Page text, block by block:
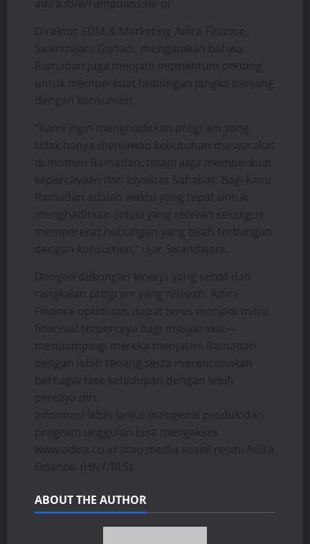
adira.id/e/ramadansale-pr
Direktur SDM & Marketing Adira Finance,
Swandajani Gunadi, mengatakan bahwa
Ramadan juga menjadi momentum penting
untuk memperkuat hubungan jangka panjang
dengan konsumen.
“Kami ingin menghadirkan program yang
tidak hanya menjawab kebutuhan masyarakat
di momen Ramadan, tetapi juga memperkuat
kepercayaan dan loyalitas Sahabat. Bagi kami,
Ramadan adalah waktu yang tepat untuk
menghadirkan solusi yang relevan sekaligus
mempererat hubungan yang telah terbangun
dengan konsumen,” ujar Swandajani.
Dengan dukungan kinerja yang sehat dan
rangkaian program yang relevan, Adira
Finance optimistis dapat terus menjadi mitra
finansial terpercaya bagi masyarakat—
mendampingi mereka menjalani Ramadan
dengan lebih tenang serta merencanakan
berbagai fase kehidupan dengan lebih
percaya diri.
Informasi lebih lanjut mengenai produk dan
program unggulan bisa mengakses
www.adira.co.id atau media sosial resmi Adira
Finance. (HNY/RLS)
ABOUT THE AUTHOR